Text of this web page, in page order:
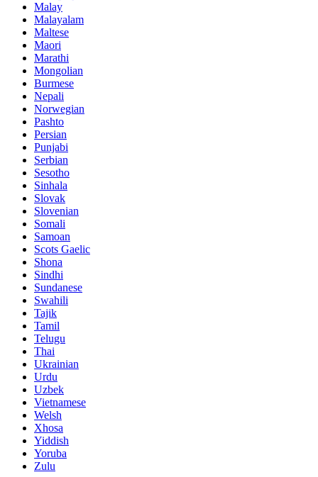
Malay
Malayalam
Maltese
Maori
Marathi
Mongolian
Burmese
Nepali
Norwegian
Pashto
Persian
Punjabi
Serbian
Sesotho
Sinhala
Slovak
Slovenian
Somali
Samoan
Scots Gaelic
Shona
Sindhi
Sundanese
Swahili
Tajik
Tamil
Telugu
Thai
Ukrainian
Urdu
Uzbek
Vietnamese
Welsh
Xhosa
Yiddish
Yoruba
Zulu